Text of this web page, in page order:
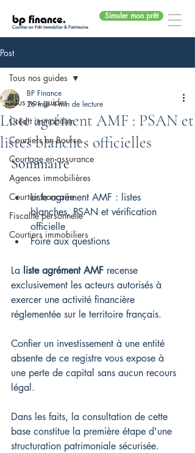
bp finance.
Courtier en Prêt Immobilier & Patrimoine
Simuler mon prêt
Post
Tous nos guides
Crédit immobilier
Courtiers en Bourse
Courtage en assurance
Agences immobilières
Courtier bancaire
Fiscalité personnelle
Courtiers immobiliers
Tous nos guides
Liste agrément AMF : PSAN et
listes blanches officielles
BP Finance
26 mai 4 min de lecture
Sommaire
Liste agrément AMF : listes
blanches, PSAN et vérification
officielle
Foire aux questions
La liste agrément AMF recense
exclusivement les acteurs autorisés à
exercer une activité financière
réglementée sur le territoire français.
Confier un investissement à une entité
absente de ce registre vous expose à
une perte de capital sans aucun recours
légal.
Dans les faits, la consultation de cette
base constitue la première étape d'une
structuration patrimoniale sécurisée.